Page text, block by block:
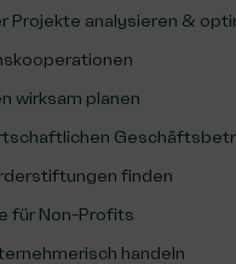
Projekte analysieren &
wirksam planen
finden
für Non-Profits
handeln